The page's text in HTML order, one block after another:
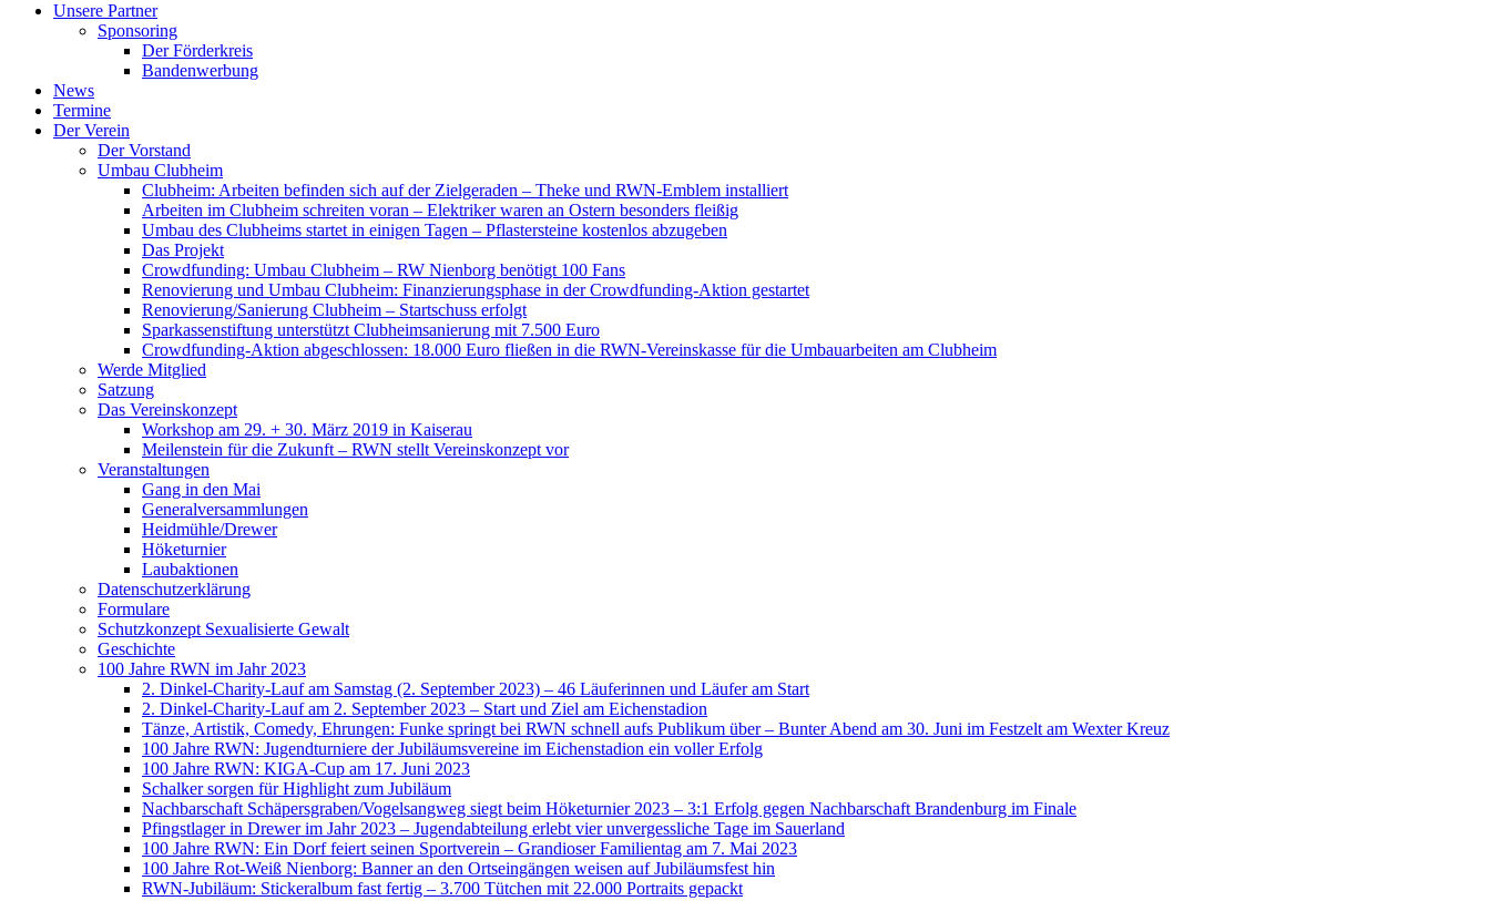
Unsere Partner
Sponsoring
Der Förderkreis
Bandenwerbung
News
Termine
Der Verein
Der Vorstand
Umbau Clubheim
Clubheim: Arbeiten befinden sich auf der Zielgeraden – Theke und RWN-Emblem installiert
Arbeiten im Clubheim schreiten voran – Elektriker waren an Ostern besonders fleißig
Umbau des Clubheims startet in einigen Tagen – Pflastersteine kostenlos abzugeben
Das Projekt
Crowdfunding: Umbau Clubheim – RW Nienborg benötigt 100 Fans
Renovierung und Umbau Clubheim: Finanzierungsphase in der Crowdfunding-Aktion gestartet
Renovierung/Sanierung Clubheim – Startschuss erfolgt
Sparkassenstiftung unterstützt Clubheimsanierung mit 7.500 Euro
Crowdfunding-Aktion abgeschlossen: 18.000 Euro fließen in die RWN-Vereinskasse für die Umbauarbeiten am Clubheim
Werde Mitglied
Satzung
Das Vereinskonzept
Workshop am 29. + 30. März 2019 in Kaiserau
Meilenstein für die Zukunft – RWN stellt Vereinskonzept vor
Veranstaltungen
Gang in den Mai
Generalversammlungen
Heidmühle/Drewer
Höketurnier
Laubaktionen
Datenschutzerklärung
Formulare
Schutzkonzept Sexualisierte Gewalt
Geschichte
100 Jahre RWN im Jahr 2023
2. Dinkel-Charity-Lauf am Samstag (2. September 2023) – 46 Läuferinnen und Läufer am Start
2. Dinkel-Charity-Lauf am 2. September 2023 – Start und Ziel am Eichenstadion
Tänze, Artistik, Comedy, Ehrungen: Funke springt bei RWN schnell aufs Publikum über – Bunter Abend am 30. Juni im Festzelt am Wexter Kreuz
100 Jahre RWN: Jugendturniere der Jubiläumsvereine im Eichenstadion ein voller Erfolg
100 Jahre RWN: KIGA-Cup am 17. Juni 2023
Schalker sorgen für Highlight zum Jubiläum
Nachbarschaft Schäpersgraben/Vogelsangweg siegt beim Höketurnier 2023 – 3:1 Erfolg gegen Nachbarschaft Brandenburg im Finale
Pfingstlager in Drewer im Jahr 2023 – Jugendabteilung erlebt vier unvergessliche Tage im Sauerland
100 Jahre RWN: Ein Dorf feiert seinen Sportverein – Grandioser Familientag am 7. Mai 2023
100 Jahre Rot-Weiß Nienborg: Banner an den Ortseingängen weisen auf Jubiläumsfest hin
RWN-Jubiläum: Stickeralbum fast fertig – 3.700 Tütchen mit 22.000 Portraits gepackt